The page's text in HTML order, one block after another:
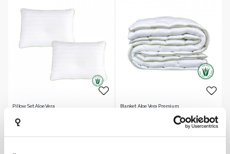
Pillow Set Aloe Vera Blanket Aloe Vera Premium